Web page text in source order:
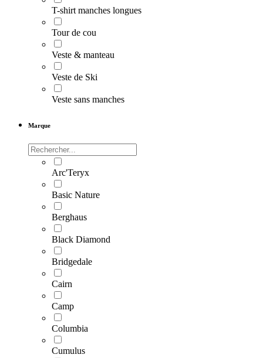
T-shirt manches longues
Tour de cou
Veste & manteau
Veste de Ski
Veste sans manches
Marque
Arc'Teryx
Basic Nature
Berghaus
Black Diamond
Bridgedale
Cairn
Camp
Columbia
Cumulus